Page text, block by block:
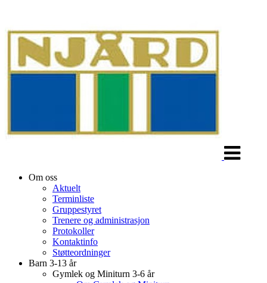
Om oss
Aktuelt
Terminliste
Gruppestyret
Trenere og administrasjon
Protokoller
Kontaktinfo
Støtteordninger
Barn 3-13 år
Gymlek og Miniturn 3-6 år